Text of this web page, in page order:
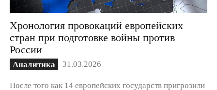
Хронология провокаций европейских
стран при подготовке войны против
России
Аналитика 31.03.2026
После того как 14 европейских государств пригрозили